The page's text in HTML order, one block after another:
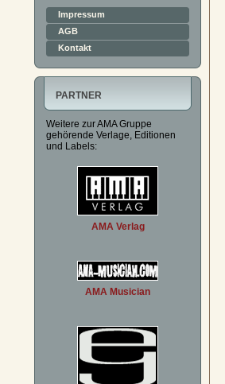
Impressum
AGB
Kontakt
PARTNER
Weitere zur AMA Gruppe
gehörende Verlage, Editionen
und Labels:
AMA Verlag
AMA Musician